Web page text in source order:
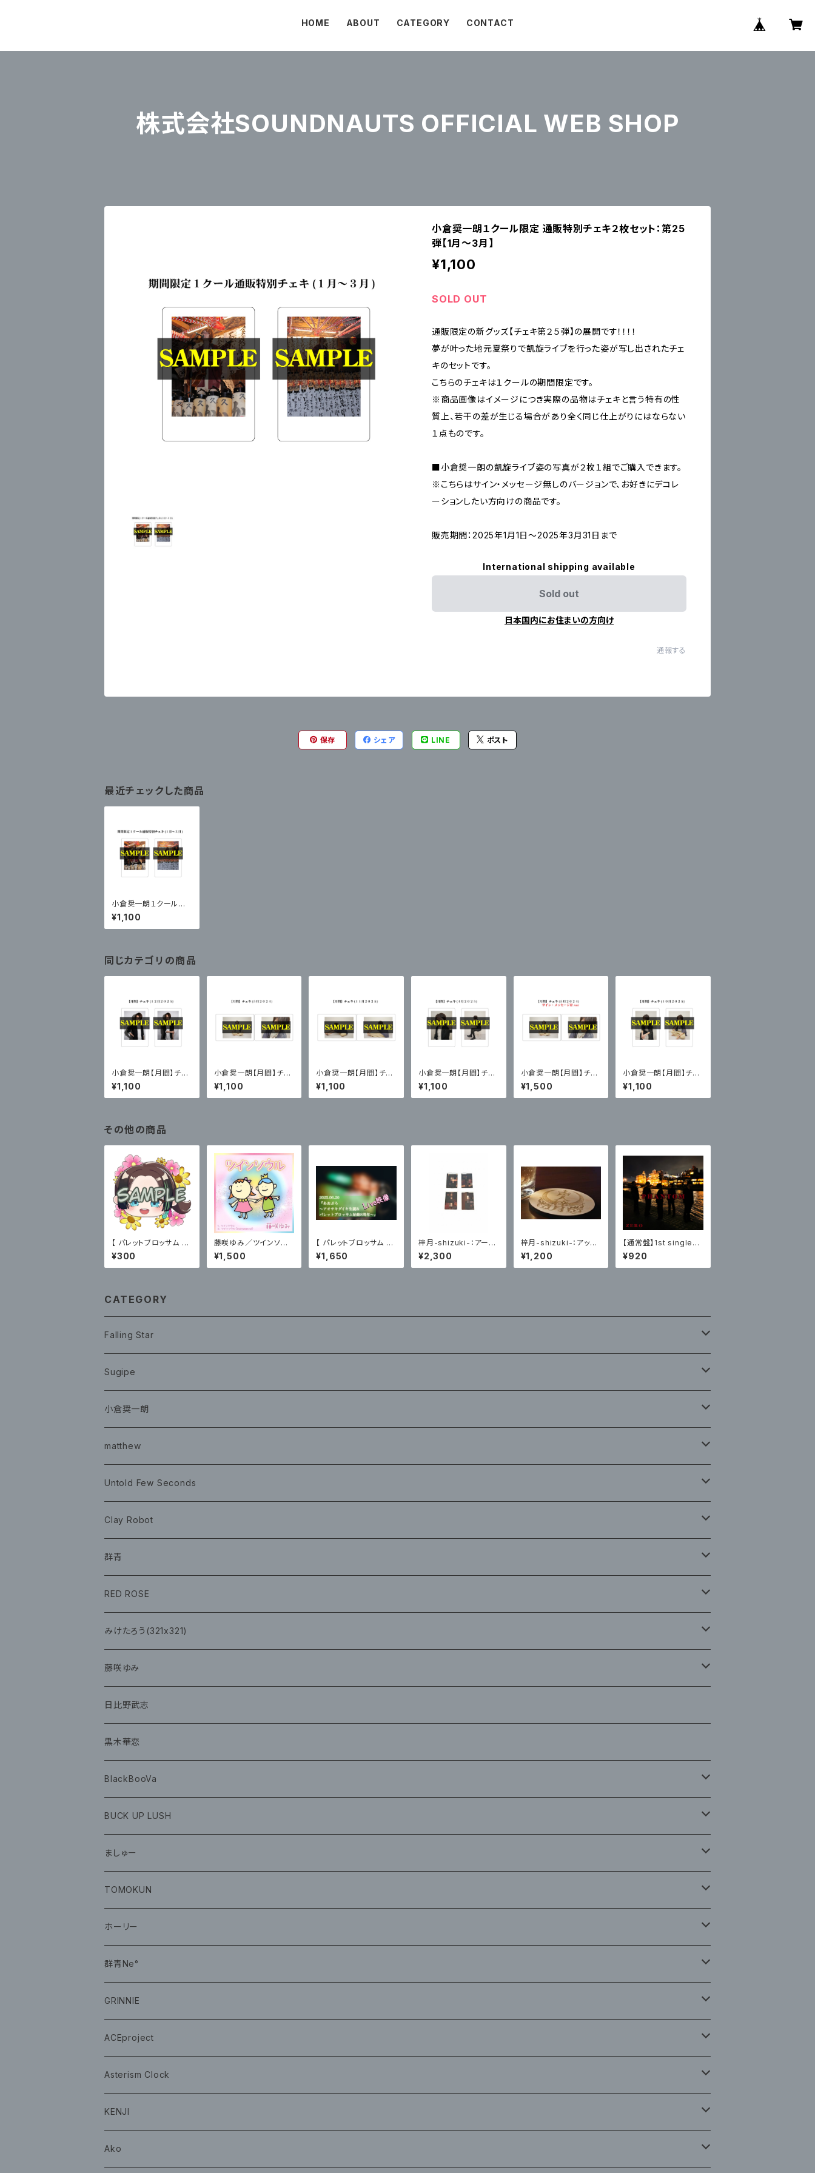
HOME ABOUT CATEGORY CONTACT
株式会社SOUNDNAUTS OFFICIAL WEB SHOP
小倉奨一朗１クール限定 通販特別チェキ２枚セット：第25
弾【1月～3月】
¥1,100
SOLD OUT
通販限定の新グッズ【チェキ第２５弾】の展開です！！！！
夢が叶った地元夏祭りで凱旋ライブを行った姿が写し出されたチェ
キのセットです。
こちらのチェキは１クールの期間限定です。
※商品画像はイメージにつき実際の品物はチェキと言う特有の性
質上、若干の差が生じる場合があり全く同じ仕上がりにはならない
１点ものです。
■小倉奨一朗の凱旋ライブ姿の写真が２枚１組でご購入できます。
※こちらはサイン・メッセージ無しのバージョンで、お好きにデコレ
ーションしたい方向けの商品です。
販売期間：2025年1月1日～2025年3月31日まで
International shipping available
Sold out
日本国内にお住まいの方向け
通報する
保存 シェア LINE ポスト
最近チェックした商品
小倉奨一朗１クール限
定 通販特別チェキ２枚
セット：第25弾【1月～3
月】
¥1,100
同じカテゴリの商品
小倉奨一朗【月間】チェ
キ２枚セットvol.２５
¥1,100
小倉奨一朗【月間】チェ
キ２枚セットvol.８
¥1,100
小倉奨一朗【月間】チェ
キ２枚セットvol.２４
¥1,100
小倉奨一朗【月間】チェ
キ２枚セットvol.１７
¥1,100
小倉奨一朗【月間】チェ
キ２枚セット(サイン・メ
ッセージ付)vol.８
¥1,500
小倉奨一朗【月間】チェ
キ２枚セットvol.２３
¥1,100
その他の商品
【 パレットブロッサム 】
あげちゃんちゅステッカ
ー(顔面)
¥300
藤咲ゆみ／ツインソウ
ル（CD＋ブロマイド）
¥1,500
【 パレットブロッサム 】
届け／あおぶろ（2025.
06.20）限定ブロマイド
付
¥1,650
梓月-shizuki-：アーテ
ィスト写真トレーディン
グカード(Chocolate
編)各４種ランダム２枚
¥2,300
梓月-shizuki-：アップ
サイクルコースター(シ
ナ丸型)
¥1,200
【通常盤】1st single
『PHANTOM』（CD） /
ZERO
¥920
CATEGORY
Falling Star
CD
グッズ
チェキ ブロマイド
イベント
ツアーグッズ
Sugipe
チケット
CD
グッズ
小倉奨一朗
イベント
グッズ
CD
matthew
Book
CD
Untold Few Seconds
グッズ
CD
Clay Robot
グッズ
CD
チェキ
群青
イベント
CD
グッズ
RED ROSE
CD
みけたろう(321x321)
CD
グッズ
藤咲ゆみ
CD
グッズ
日比野武志
黒木華恋
BlackBooVa
CD
BUCK UP LUSH
グッズ
CD
ましゅー
グッズ
TOMOKUN
CD
ホーリー
CD
群青Ne°
CD
グッズ
GRINNIE
グッズ
ACEproject
グッズ
CD
Asterism Clock
グッズ
KENJI
グッズ
Ako